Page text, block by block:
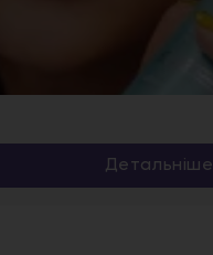
Детальніше